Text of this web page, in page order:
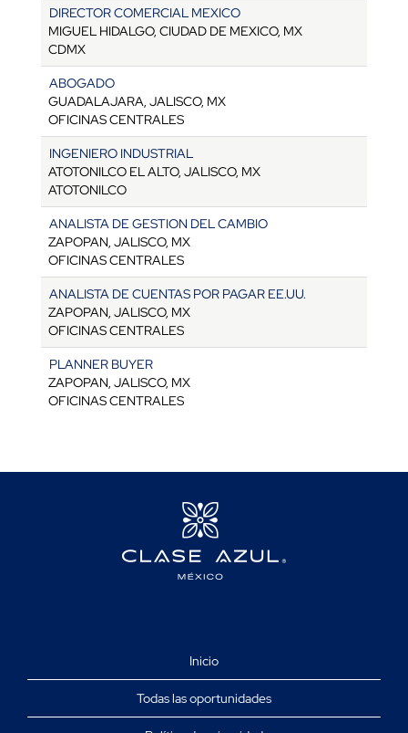
DIRECTOR COMERCIAL MEXICO
MIGUEL HIDALGO, CIUDAD DE MEXICO, MX
CDMX
ABOGADO
GUADALAJARA, JALISCO, MX
OFICINAS CENTRALES
INGENIERO INDUSTRIAL
ATOTONILCO EL ALTO, JALISCO, MX
ATOTONILCO
ANALISTA DE GESTION DEL CAMBIO
ZAPOPAN, JALISCO, MX
OFICINAS CENTRALES
ANALISTA DE CUENTAS POR PAGAR EE.UU.
ZAPOPAN, JALISCO, MX
OFICINAS CENTRALES
PLANNER BUYER
ZAPOPAN, JALISCO, MX
OFICINAS CENTRALES
Inicio
Todas las oportunidades